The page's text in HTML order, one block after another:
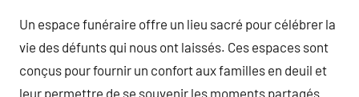
Un espace funéraire offre un lieu sacré pour célébrer la
vie des défunts qui nous ont laissés. Ces espaces sont
conçus pour fournir un confort aux familles en deuil et
leur permettre de se souvenir les moments partagés